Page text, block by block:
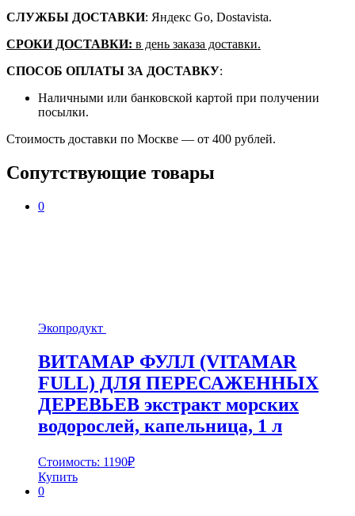
СЛУЖБЫ ДОСТАВКИ: Яндекс Go, Dostavista.
СРОКИ ДОСТАВКИ: в день заказа доставки.
СПОСОБ ОПЛАТЫ ЗА ДОСТАВКУ:
Наличными или банковской картой при получении
посылки.
Стоимость доставки по Москве — от 400 рублей.
Сопутствующие товары
0
Экопродукт
ВИТАМАР ФУЛЛ (VITAMAR
FULL) ДЛЯ ПЕРЕСАЖЕННЫХ
ДЕРЕВЬЕВ экстракт морских
водорослей, капельница, 1 л
Стоимость: 1190₽
Купить
0